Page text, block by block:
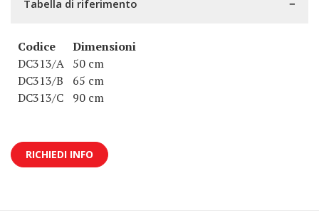
Tabella di riferimento
Codice
Dimensioni
DC313/A 50 cm
DC313/B
65 cm
DC313/C
90 cm
RICHIEDI INFO